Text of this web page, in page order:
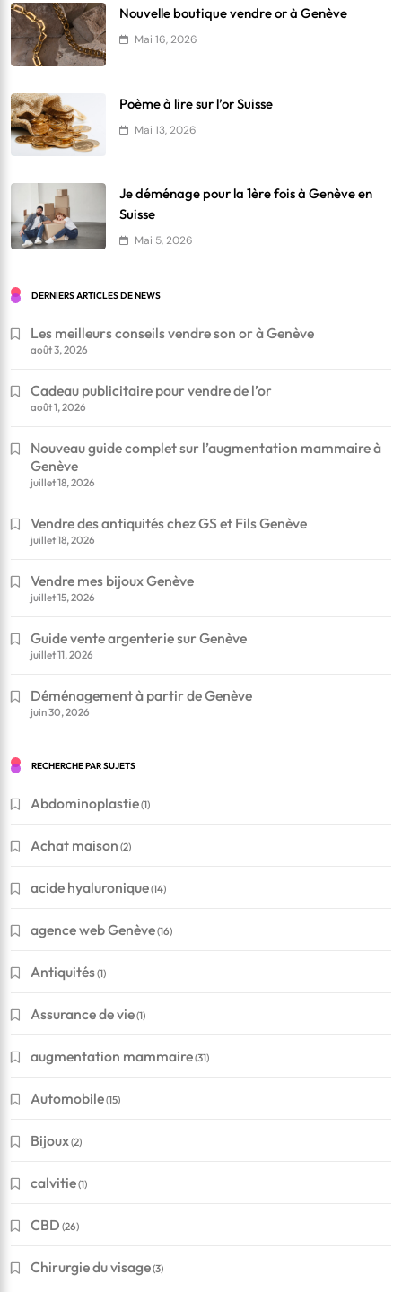
Nouvelle boutique vendre or à Genève
Mai 16, 2026
Poème à lire sur l’or Suisse
Mai 13, 2026
Je déménage pour la 1ère fois à Genève en
Suisse
Mai 5, 2026
DERNIERS ARTICLES DE NEWS
Les meilleurs conseils vendre son or à Genève
août 3, 2026
Cadeau publicitaire pour vendre de l’or
août 1, 2026
Nouveau guide complet sur l’augmentation mammaire à
Genève
juillet 18, 2026
Vendre des antiquités chez GS et Fils Genève
juillet 18, 2026
Vendre mes bijoux Genève
juillet 15, 2026
Guide vente argenterie sur Genève
juillet 11, 2026
Déménagement à partir de Genève
juin 30, 2026
RECHERCHE PAR SUJETS
Abdominoplastie(1)
Achat maison (2)
acide hyaluronique(14)
agence web Genève(16)
Antiquités(1)
Assurance de vie(1)
augmentation mammaire(31)
Automobile(15)
Bijoux(2)
calvitie(1)
CBD (26)
Chirurgie du visage(3)